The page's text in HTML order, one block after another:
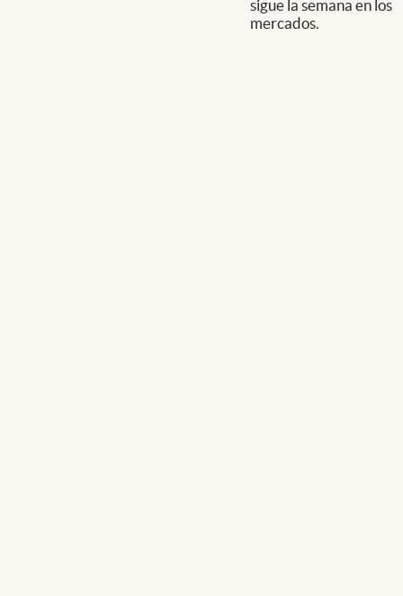
sigue la semana en los
mercados.